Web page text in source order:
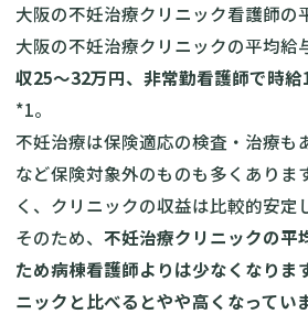
大阪の不妊治療クリニック看護師の
大阪の不妊治療クリニックの平均給
収25〜32万円、非常勤看護師で時
*1。
不妊治療は保険適応の検査・治療も
など保険対象外のものも多くありま
く、クリニックの収益は比較的安定
そのため、 不妊治療クリニックの平
ため病棟看護師よりは少なくなりま
ニックと比べるとやや高くなってい